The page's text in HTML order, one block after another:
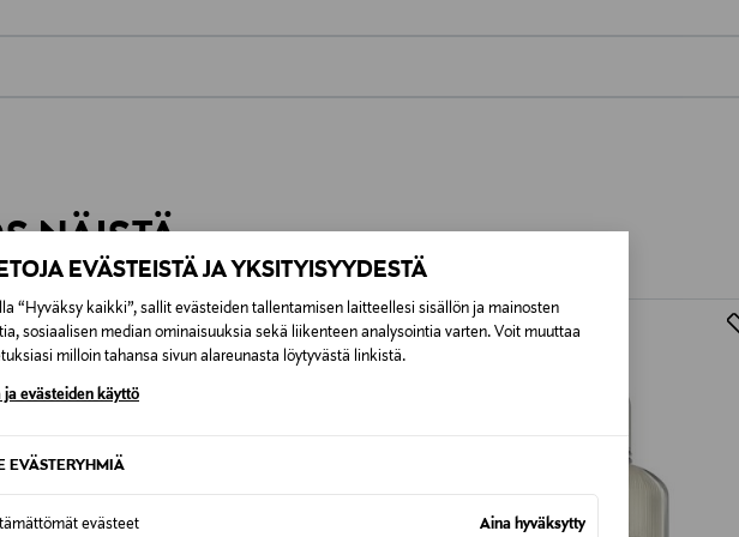
EVÄSTEISTÄ JA YKSITYISYYDESTÄ
“Hyväksy kaikki”, sallit evästeiden tallentamisen laitteellesi sisällön ja mainosten
sosiaalisen median ominaisuuksia sekä liikenteen analysointia varten. Voit muuttaa
milloin tahansa sivun alareunasta löytyvästä linkistä.
ja evästeiden käyttö
EVÄSTERYHMIÄ
evästeet Aina hyväksytty
Alk. 6,90 €, kun toimitus on saatavilla valittuun osoitteeseen.
NÄISTÄ